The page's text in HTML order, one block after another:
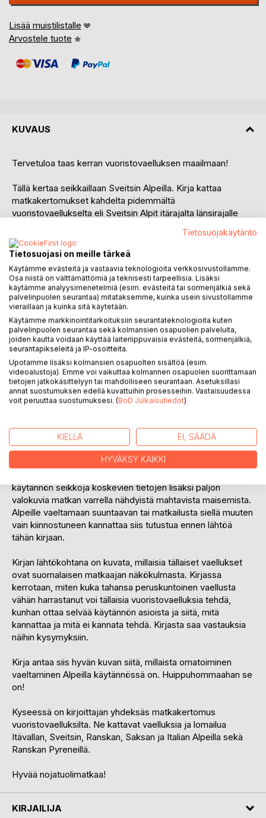
Lisää muistilistalle
Arvostele tuote
KUVAUS
Tervetuloa taas kerran vuoristovaelluksen maailmaan!
Tällä kertaa seikkaillaan Sveitsin Alpeilla. Kirja kattaa
matkakertomukset kahdelta pidemmältä
vuoristovaellukselta eli Sveitsin Alpit itärajalta länsirajalle
kulkevan Haute Route -reitin.
Via Alpina 1 kulkee lukuisten mielenkiintoisten kylien ja
laaksojen läpi ja matkalla pistäydytään myös Interlakenissa.
Sananmukaisesti korkeatasoisen Haute Routen lopussa
päädytään yöpymään vuoristomajalle Matterhornin rinteelle
3260 metrin korkeuteen ja seuraamaan vuorta valloittamaan
lähteviä kiipeilijöitä.
Nämä tarinat kattavat yhteensä noin kuukauden ajan
vaellusta vuoristossa. Sveitsin Alpit tulevat siten varsin
hyvin kolutuiksi.
eteen tulevista tilanteista, muistelee vanhoja kokemuksia ja
ihmettelee näkemiään asioita ja elämänmenoa
laajemminkin. Tällaisilla omatoimimatkoilla, joilla ylitetään
joka päivä vuori, uusia tilanteita ja ihmeteltävää todellakin
käytännön seikkoja koskevien tietojen lisäksi paljon
valokuvia matkan varrella nähdyistä mahtavista maisemista.
Alpeille vaeltamaan suuntaavan tai matkailusta siellä muuten
vain kiinnostuneen kannattaa siis tutustua ennen lähtöä
tähän kirjaan.
Kirjan lähtökohtana on kuvata, millaisia tällaiset vaellukset
ovat suomalaisen matkaajan näkökulmasta. Kirjassa
kerrotaan, miten kuka tahansa peruskuntoinen vaellusta
vähän harrastanut voi tällaisia vuoristovaelluksia tehdä,
kunhan ottaa selvää käytännön asioista ja siitä, mitä
kannattaa ja mitä ei kannata tehdä. Kirjasta saa vastauksia
näihin kysymyksiin.
Kirja antaa siis hyvän kuvan siitä, millaista omatoiminen
vaeltaminen Alpeilla käytännössä on. Huippuhommaahan se
on!
Kyseessä on kirjoittajan yhdeksäs matkakertomus
vuoristovaelluksilta. Ne kattavat vaelluksia ja lomailua
Itävallan, Sveitsin, Ranskan, Saksan ja Italian Alpeilla sekä
Ranskan Pyreneillä.
Hyvää nojatuolimatkaa!
KIRJAILIJA
Tietosuojakäytäntö
Tietosuojasi on meille tärkeä
Käytämme evästeitä ja vastaavia teknologioita verkkosivustollamme.
Osa niistä on välttämättömiä ja teknisesti tarpeellisia. Lisäksi
käytämme analyysimenetelmiä (esim. evästeitä tai sormenjälkiä sekä
palvelinpuolen seurantaa) mitataksemme, kuinka usein sivustollamme
vieraillaan ja kuinka sitä käytetään.
Käytämme markkinointitarkoituksiin seurantateknologioita kuten
palvelinpuolen seurantaa sekä kolmansien osapuolien palveluita,
joiden kautta voidaan käyttää laiteriippuvaisia evästeitä, sormenjälkiä,
seurantapikseleitä ja IP-osoitteita.
Upotamme lisäksi kolmansien osapuolten sisältöä (esim.
videoalustoja). Emme voi vaikuttaa kolmannen osapuolen suorittamaan
tietojen jatkokäsittelyyn tai mahdolliseen seurantaan. Asetuksillasi
annat suostumuksen edellä kuvattuihin prosesseihin. Vastaisuudessa
voit peruuttaa suostumuksesi. (BoD Julkaisutiedot)
KIELLÄ EI, SÄÄDÄ
HYVÄKSY KAIKKI